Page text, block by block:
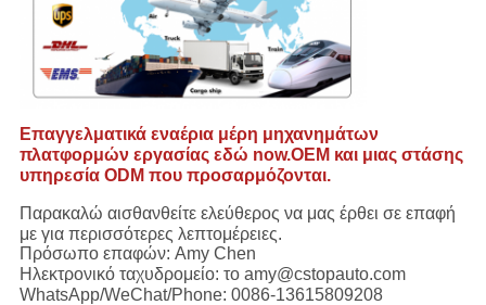
Επαγγελματικά εναέρια μέρη μηχανημάτων
πλατφορμών εργασίας εδώ now.OEM και μιας στάσης
υπηρεσία ODM που προσαρμόζονται.
Παρακαλώ αισθανθείτε ελεύθερος να μας έρθει σε επαφή
με για περισσότερες λεπτομέρειες.
Πρόσωπο επαφών: Amy Chen
Ηλεκτρονικό ταχυδρομείο: το amy@cstopauto.com
WhatsApp/WeChat/Phone: 0086-13615809208